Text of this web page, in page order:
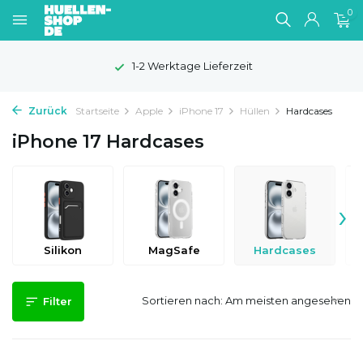
0
1-2 Werktage Lieferzeit
Zurück Startseite Apple iPhone 17 Hüllen Hardcases
iPhone 17 Hardcases
Silikon MagSafe Hardcases
›
Filter Sortieren nach: